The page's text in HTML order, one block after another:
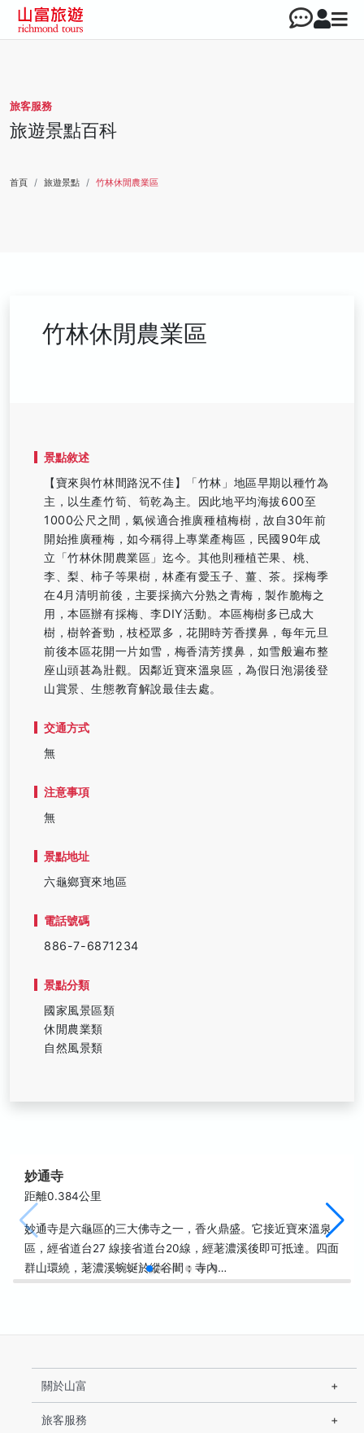
旅客服務
旅遊景點百科
首頁 旅遊景點 竹林休閒農業區
竹林休閒農業區
景點敘述
【寶來與竹林間路況不佳】「竹林」地區早期以種竹為
主，以生產竹筍、筍乾為主。因此地平均海拔600至
1000公尺之間，氣候適合推廣種植梅樹，故自30年前
開始推廣種梅，如今稱得上專業產梅區，民國90年成
立「竹林休閒農業區」迄今。其他則種植芒果、桃、
李、梨、柿子等果樹，林產有愛玉子、薑、茶。採梅季
在4月清明前後，主要採摘六分熟之青梅，製作脆梅之
用，本區辦有採梅、李DIY活動。本區梅樹多已成大
樹，樹幹蒼勁，枝椏眾多，花開時芳香撲鼻，每年元旦
前後本區花開一片如雪，梅香清芳撲鼻，如雪般遍布整
座山頭甚為壯觀。因鄰近寶來溫泉區，為假日泡湯後登
山賞景、生態教育解說最佳去處。
交通方式
無
注意事項
無
景點地址
六龜鄉寶來地區
電話號碼
886-7-6871234
景點分類
國家風景區類
休閒農業類
自然風景類
妙通寺
距離0.384公里
妙通寺是六龜區的三大佛寺之一，香火鼎盛。它接近寶來溫泉
區，經省道台27 線接省道台20線，經荖濃溪後即可抵達。四面
群山環繞，荖濃溪蜿蜒於縱谷間；寺內…
關於山富
旅客服務